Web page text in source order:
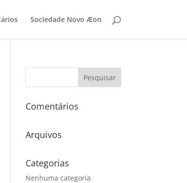
Sociedade Novo Æon
Comentários
Arquivos
Categorias
Nenhuma categoria